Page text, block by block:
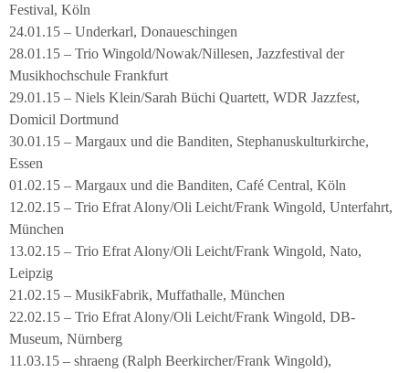
Festival, Köln
24.01.15 – Underkarl, Donaueschingen
28.01.15 – Trio Wingold/Nowak/Nillesen, Jazzfestival der
Musikhochschule Frankfurt
29.01.15 – Niels Klein/Sarah Büchi Quartett, WDR Jazzfest,
Domicil Dortmund
30.01.15 – Margaux und die Banditen, Stephanuskulturkirche,
Essen
01.02.15 – Margaux und die Banditen, Café Central, Köln
12.02.15 – Trio Efrat Alony/Oli Leicht/Frank Wingold, Unterfahrt,
München
13.02.15 – Trio Efrat Alony/Oli Leicht/Frank Wingold, Nato,
Leipzig
21.02.15 – MusikFabrik, Muffathalle, München
22.02.15 – Trio Efrat Alony/Oli Leicht/Frank Wingold, DB-
Museum, Nürnberg
11.03.15 – shraeng (Ralph Beerkircher/Frank Wingold),